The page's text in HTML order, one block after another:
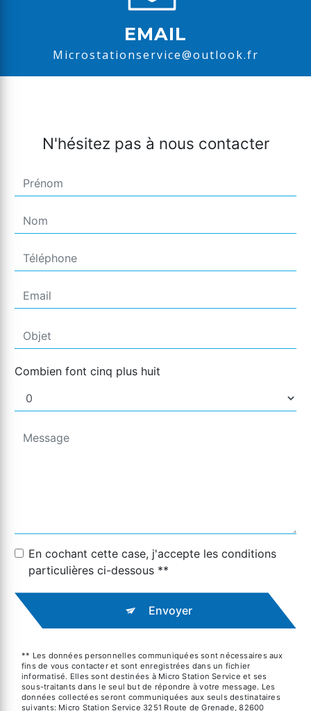
EMAIL
microstationservice@outlook.fr
N'hésitez pas à nous contacter
Combien font cinq plus huit
En cochant cette case, j'accepte les conditions
particulières ci-dessous **
Envoyer
** Les données personnelles communiquées sont nécessaires aux
fins de vous contacter et sont enregistrées dans un fichier
informatisé. Elles sont destinées à Micro Station Service et ses
sous-traitants dans le seul but de répondre à votre message. Les
données collectées seront communiquées aux seuls destinataires
suivants: Micro Station Service 3251 Route de Grenade, 82600